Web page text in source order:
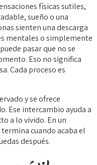
físicas sutiles,
sueño o una
sienten una descarga
mentales o simplemente
pasar que no se
Eso no significa
Cada proceso es
y se ofrece
Ese intercambio ayuda a
a lo vivido. En un
cuando acaba el
después.